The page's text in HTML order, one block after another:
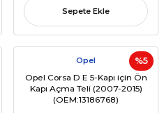
Sepete Ekle
%5
Opel
Opel Corsa D E 5-Kapı için Ön
Kapı Açma Teli (2007-2015)
(OEM:13186768)